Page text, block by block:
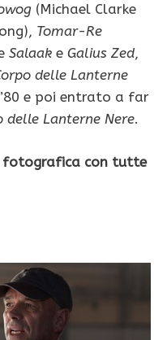
(Michael Clarke
Tomar-Re
Salaak e Galius Zed,
delle Lanterne
e poi entrato a far
delle Lanterne Nere.
fotografica con tutte